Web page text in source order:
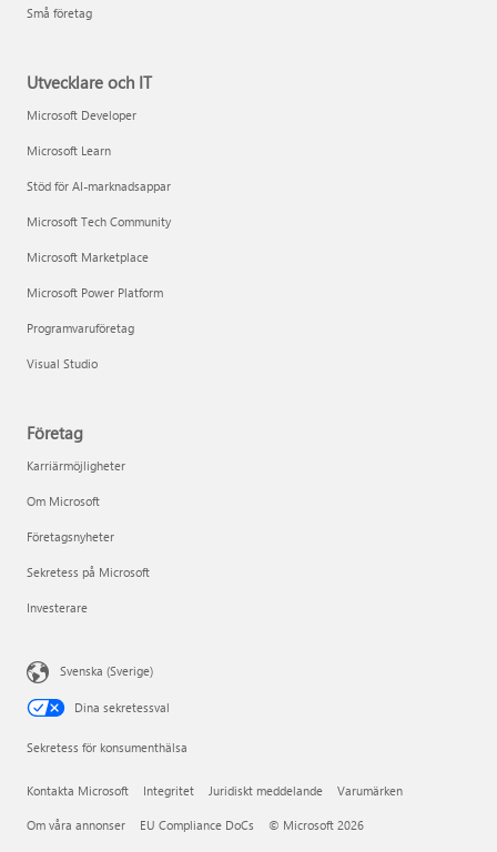
Små företag
Utvecklare och IT
Microsoft Developer
Microsoft Learn
Stöd för AI-marknadsappar
Microsoft Tech Community
Microsoft Marketplace
Microsoft Power Platform
Programvaruföretag
Visual Studio
Företag
Karriärmöjligheter
Om Microsoft
Företagsnyheter
Sekretess på Microsoft
Investerare
Svenska (Sverige)
Dina sekretessval
Sekretess för konsumenthälsa
Kontakta Microsoft Integritet Juridiskt meddelande Varumärken
Om våra annonser EU Compliance DoCs © Microsoft 2026